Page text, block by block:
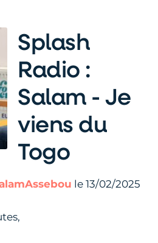
Splash
Radio :
Salam - Je
viens du
Togo
le 13/02/2025